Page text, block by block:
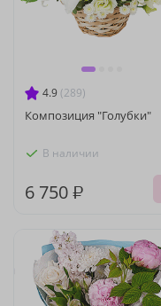
4.9 (289)
Композиция "Голубки"
В наличии
6 750 ₽